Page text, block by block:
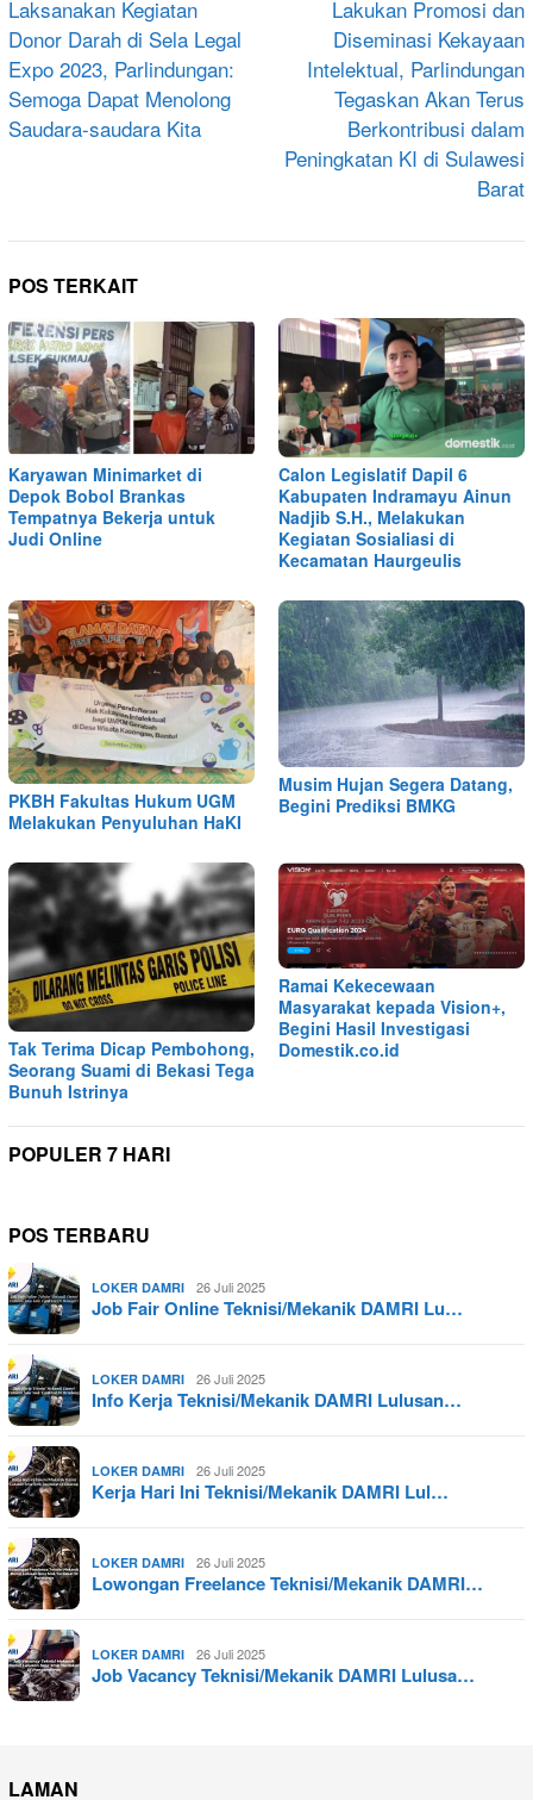
pos
Laksanakan Kegiatan
Donor Darah di Sela Legal
Expo 2023, Parlindungan:
Semoga Dapat Menolong
Saudara-saudara Kita
Lakukan Promosi dan
Diseminasi Kekayaan
Intelektual, Parlindungan
Tegaskan Akan Terus
Berkontribusi dalam
Peningkatan KI di Sulawesi
Barat
POS TERKAIT
Karyawan Minimarket di
Depok Bobol Brankas
Tempatnya Bekerja untuk
Judi Online
Calon Legislatif Dapil 6
Kabupaten Indramayu Ainun
Nadjib S.H., Melakukan
Kegiatan Sosialiasi di
Kecamatan Haurgeulis
PKBH Fakultas Hukum UGM
Melakukan Penyuluhan HaKI
Musim Hujan Segera Datang,
Begini Prediksi BMKG
Tak Terima Dicap Pembohong,
Seorang Suami di Bekasi Tega
Bunuh Istrinya
Ramai Kekecewaan
Masyarakat kepada Vision+,
Begini Hasil Investigasi
Domestik.co.id
POPULER 7 HARI
POS TERBARU
LOKER DAMRI 26 Juli 2025
Job Fair Online Teknisi/Mekanik DAMRI Lu…
LOKER DAMRI 26 Juli 2025
Info Kerja Teknisi/Mekanik DAMRI Lulusan…
LOKER DAMRI 26 Juli 2025
Kerja Hari Ini Teknisi/Mekanik DAMRI Lul…
LOKER DAMRI 26 Juli 2025
Lowongan Freelance Teknisi/Mekanik DAMRI…
LOKER DAMRI 26 Juli 2025
Job Vacancy Teknisi/Mekanik DAMRI Lulusa…
LAMAN